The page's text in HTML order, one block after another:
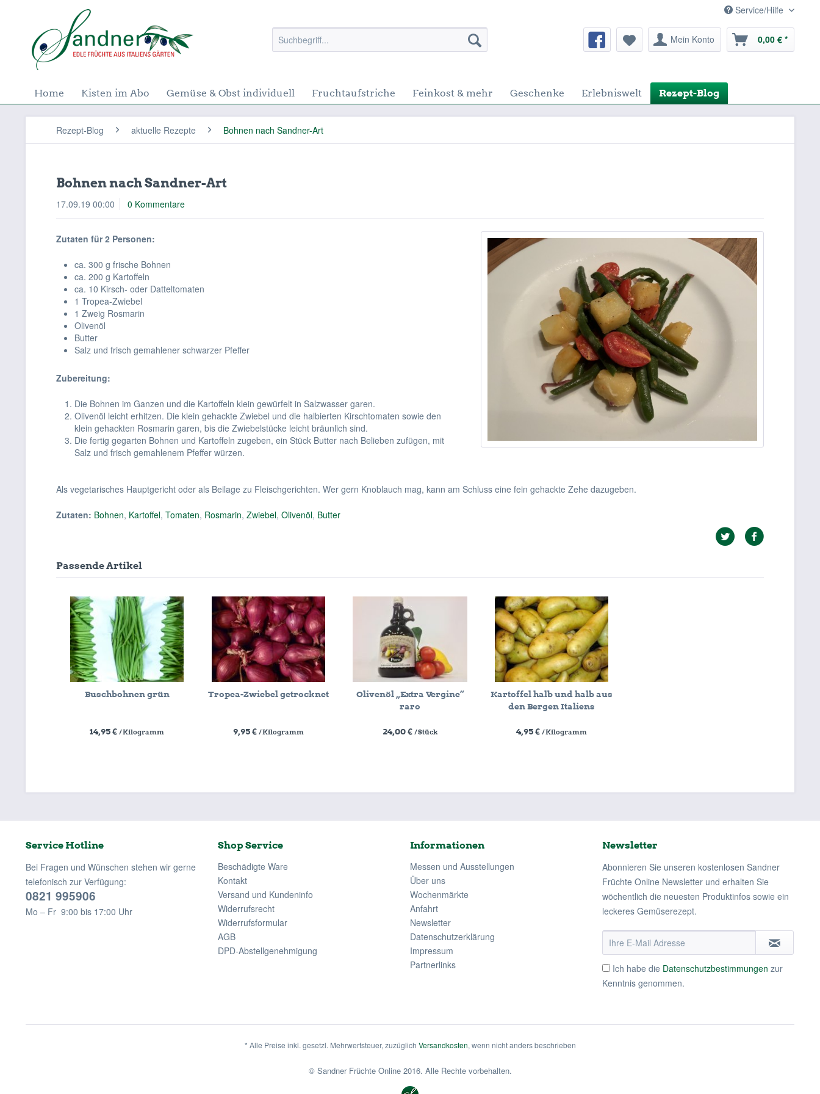
Service/Hilfe
Mein Konto 0,00 € *
Home Kisten im Abo Gemüse & Obst individuell Fruchtaufstriche Feinkost & mehr Geschenke Erlebniswelt Rezept-Blog
Rezept-Blog aktuelle Rezepte Bohnen nach Sandner-Art
Bohnen nach Sandner-Art
17.09.19 00:00 0 Kommentare
Zutaten für 2 Personen:
ca. 300 g frische Bohnen
ca. 200 g Kartoffeln
ca. 10 Kirsch- oder Datteltomaten
1 Tropea-Zwiebel
1 Zweig Rosmarin
Olivenöl
Butter
Salz und frisch gemahlener schwarzer Pfeffer
Zubereitung:
Die Bohnen im Ganzen und die Kartoffeln klein gewürfelt in Salzwasser garen.
Olivenöl leicht erhitzen. Die klein gehackte Zwiebel und die halbierten Kirschtomaten sowie den
klein gehackten Rosmarin garen, bis die Zwiebelstücke leicht bräunlich sind.
Die fertig gegarten Bohnen und Kartoffeln zugeben, ein Stück Butter nach Belieben zufügen, mit
Salz und frisch gemahlenem Pfeffer würzen.
Als vegetarisches Hauptgericht oder als Beilage zu Fleischgerichten. Wer gern Knoblauch mag, kann am Schluss eine fein gehackte Zehe dazugeben.
Zutaten: Bohnen, Kartoffel, Tomaten, Rosmarin, Zwiebel, Olivenöl, Butter
Passende Artikel
Buschbohnen grün
14,95 € / Kilogramm
Tropea-Zwiebel getrocknet
9,95 € / Kilogramm
Olivenöl „Extra Vergine“
raro
24,00 € / Stück
Kartoffel halb und halb aus
den Bergen Italiens
4,95 € / Kilogramm
Service Hotline
Bei Fragen und Wünschen stehen wir gerne
telefonisch zur Verfügung:
0821 995906
Mo – Fr 9:00 bis 17:00 Uhr
Shop Service
Beschädigte Ware
Kontakt
Versand und Kundeninfo
Widerrufsrecht
Widerrufsformular
AGB
DPD-Abstellgenehmigung
Informationen
Messen und Ausstellungen
Über uns
Wochenmärkte
Anfahrt
Newsletter
Datenschutzerklärung
Impressum
Partnerlinks
Newsletter
Abonnieren Sie unseren kostenlosen Sandner
Früchte Online Newsletter und erhalten Sie
wöchentlich die neuesten Produktinfos sowie ein
leckeres Gemüserezept.
Ich habe die Datenschutzbestimmungen zur
Kenntnis genommen.
* Alle Preise inkl. gesetzl. Mehrwertsteuer, zuzüglich Versandkosten, wenn nicht anders beschrieben
© Sandner Früchte Online 2016. Alle Rechte vorbehalten.